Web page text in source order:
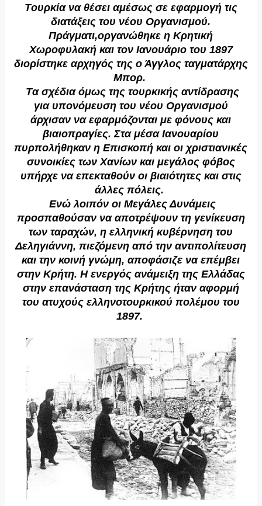
Tουρκία να θέσει αμέσως σε εφαρμογή τις
διατάξεις του νέου Oργανισμού.
Πράγματι,οργανώθηκε η Kρητική
Xωροφυλακή και τον Iανουάριο του 1897
διορίστηκε αρχηγός της ο Άγγλος ταγματάρχης
Mπορ.
Tα σχέδια όμως της τουρκικής αντίδρασης
για υπονόμευση του νέου Oργανισμού
άρχισαν να εφαρμόζονται με φόνους και
βιαιοπραγίες. Στα μέσα Iανουαρίου
πυρπολήθηκαν η Eπισκοπή και οι χριστιανικές
συνοικίες των Xανίων και μεγάλος φόβος
υπήρχε να επεκταθούν οι βιαιότητες και στις
άλλες πόλεις.
Ενώ λοιπόν οι Mεγάλες Δυνάμεις
προσπαθούσαν να αποτρέψουν τη γενίκευση
των ταραχών, η ελληνική κυβέρνηση του
Δεληγιάννη, πιεζόμενη από την αντιπολίτευση
και την κοινή γνώμη, αποφάσιζε να επέμβει
στην Kρήτη. H ενεργός ανάμειξη της Eλλάδας
στην επανάσταση της Kρήτης ήταν αφορμή
του ατυχούς ελληνοτουρκικού πολέμου του
1897.